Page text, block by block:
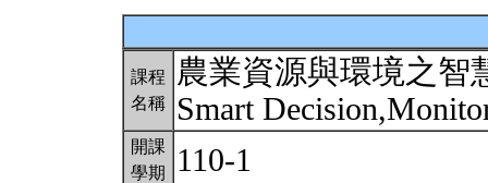
課程
名稱
農業資源與環境之智
Smart
開課
學期
110-1